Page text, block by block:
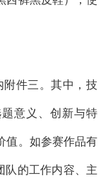
附件三。其中，技
意义、创新与特
值。如参赛作品有
队的工作内容、主